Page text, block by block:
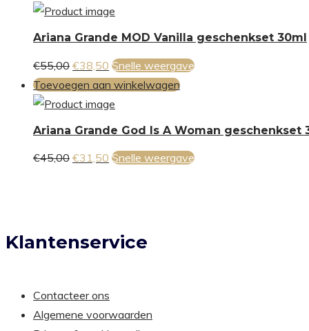
Ariana Grande MOD Vanilla geschenkset 30ml
€55,00 Oorspronkelijke
prijs
was:
€38,50 Huidige
prijs
is:
Snelle weergave
Toevoegen aan winkelwagen
Ariana Grande God Is A Woman geschenkset
€45,00 Oorspronkelijke
€31,50 Huidige
Snelle weergave
Klantenservice
Contacteer ons
Algemene voorwaarden